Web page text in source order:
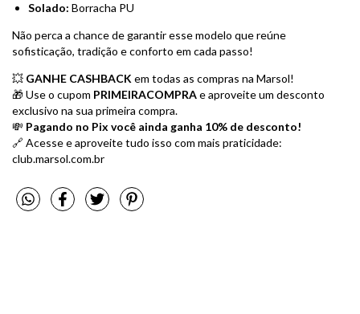
Solado: Borracha PU
Não perca a chance de garantir esse modelo que reúne
sofisticação, tradição e conforto em cada passo!
💥 GANHE CASHBACK em todas as compras na Marsol!
🎁 Use o cupom PRIMEIRACOMPRAe aproveite um desconto
exclusivo na sua primeira compra.
💸 Pagando no Pix você ainda ganha 10% de desconto!
🔗 Acesse e aproveite tudo isso com mais praticidade:
club.marsol.com.br